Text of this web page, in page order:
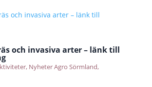
och invasiva arter – länk till
, Nyheter Agro Sörmland,